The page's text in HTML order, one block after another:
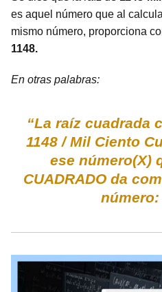
es aquel número que al
mismo número, proporciona
1148.
En otras palabras:
“La raíz cuadrada
1148 / Mil Ciento
ese número(X)
CUADRADO da
número: